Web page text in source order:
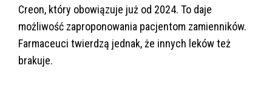
Creon, który obowiązuje już od 2024. To daje
możliwość zaproponowania pacjentom zamienników.
Farmaceuci twierdzą jednak, że innych leków też
brakuje.